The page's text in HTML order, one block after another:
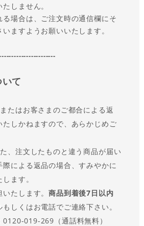
しません。
る場合は、ご注文時の通信欄にそ
ますようお願いいたします。
て
たはお客さまのご都合による返
しかねますので、あらかじめご
、注文したものと違う商品が届い
による返品の場合、すみやかに
ます。
たします。商品到着後7日以内
しくはお電話でご連絡下さい。
019-269（通話料無料）